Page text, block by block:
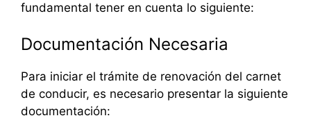
fundamental tener en cuenta lo siguiente:
Documentación Necesaria
Para iniciar el trámite de renovación del carnet
de conducir, es necesario presentar la siguiente
documentación: